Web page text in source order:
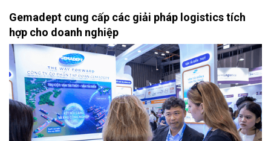
Gemadept cung cấp các giải pháp logistics tích
hợp cho doanh nghiệp